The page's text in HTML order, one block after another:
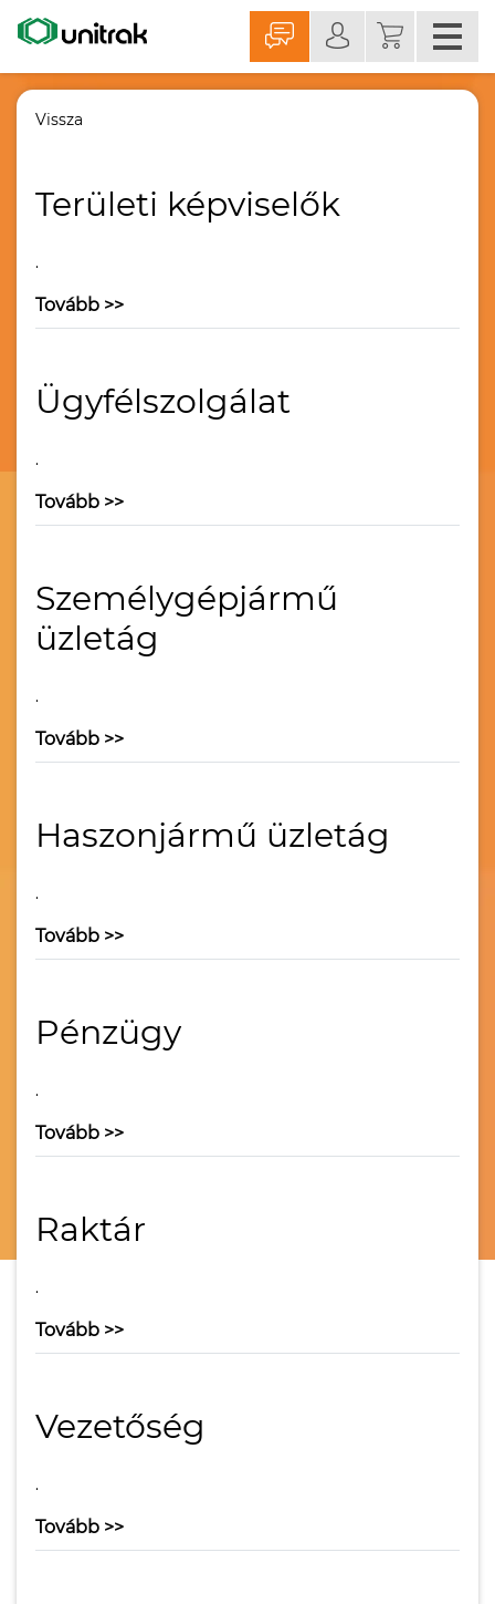
Vissza
Területi képviselők
.
Tovább >>
Ügyfélszolgálat
.
Tovább >>
Személygépjármű
üzletág
.
Tovább >>
Haszonjármű üzletág
.
Tovább >>
Pénzügy
.
Tovább >>
Raktár
.
Tovább >>
Vezetőség
.
Tovább >>